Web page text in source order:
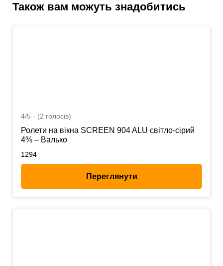
Також вам можуть знадобитись
4/5 - (2 голосів)
Ролети на вікна SCREEN 904 ALU світло-сірий
4% – Валько
1294
Переглянути